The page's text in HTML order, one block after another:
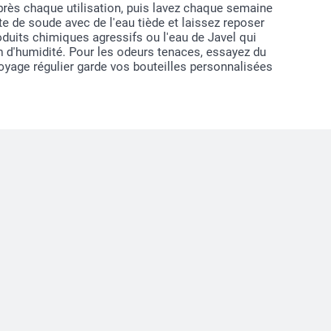
chaque utilisation, puis lavez chaque semaine
de soude avec de l'eau tiède et laissez reposer
chimiques agressifs ou l'eau de Javel qui
Pour les odeurs tenaces, essayez du
régulier garde vos bouteilles personnalisées